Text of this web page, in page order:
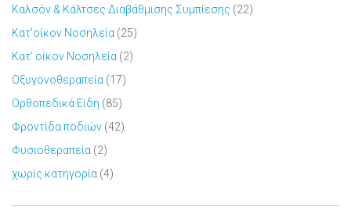
Καλσόν & Κάλτσες Διαβάθμισης Συμπίεσης (22)
Κατ'οίκον Νοσηλεία (25)
Κατ’ οίκον Νοσηλεία (2)
Οξυγονοθεραπεία (17)
Ορθοπεδικά Είδη (85)
Φροντίδα ποδιών (42)
Φυσιοθεραπεία (2)
χωρίς κατηγορία (4)